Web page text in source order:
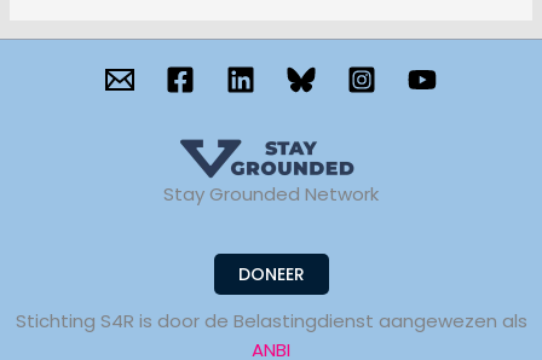
Stay Grounded Network
DONEER
Stichting S4R is door de Belastingdienst aangewezen als
ANBI